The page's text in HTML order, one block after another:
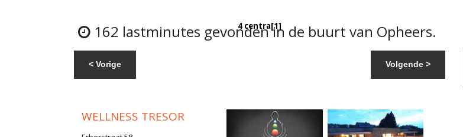
162 lastminutes gevonden in de buurt van Opheers.
< Vorige Volgende >
4 centra[1]
WELLNESS TRESOR